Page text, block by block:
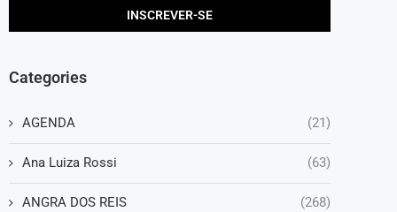
Categories
AGENDA (21)
Ana Luiza Rossi (63)
ANGRA DOS REIS (268)